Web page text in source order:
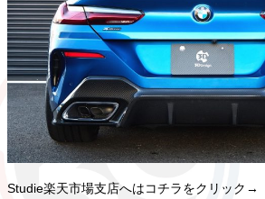
Studie楽天市場支店へはコチラをクリック→